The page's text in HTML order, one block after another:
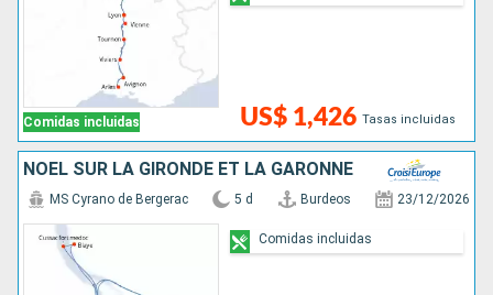
Comidas incluidas US$ 1,426 Tasas incluidas
NOËL SUR LA GIRONDE ET LA GARONNE
MS Cyrano de Bergerac 5 d Burdeos 23/12/2026
Comidas incluidas